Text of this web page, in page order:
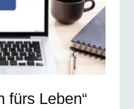
fürs Leben“